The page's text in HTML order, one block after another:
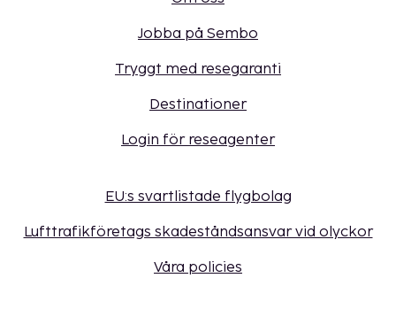
Jobba på Sembo
Tryggt med resegaranti
Destinationer
Login för reseagenter
EU:s svartlistade flygbolag
Lufttrafikföretags skadeståndsansvar vid olyckor
Våra policies